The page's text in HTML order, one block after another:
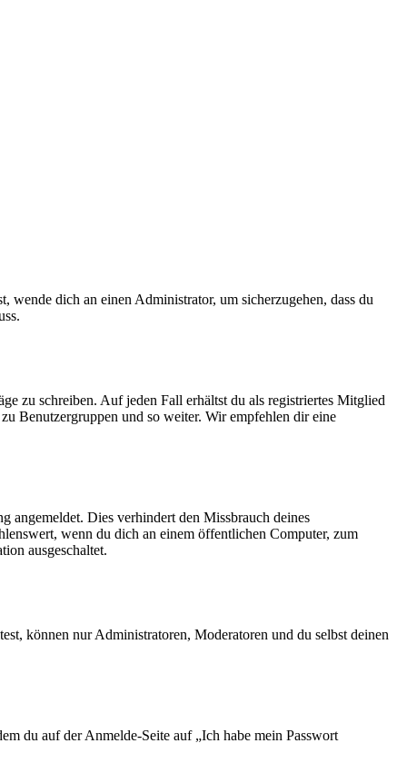
dich an einen Administrator, um sicherzugehen, dass du
zu schreiben. Auf jeden Fall erhältst du als registriertes Mitglied
Benutzergruppen und so weiter. Wir empfehlen dir eine
angemeldet. Dies verhindert den Missbrauch deines
wenn du dich an einem öffentlichen Computer, zum
ausgeschaltet.
können nur Administratoren, Moderatoren und du selbst deinen
du auf der Anmelde-Seite auf „Ich habe mein Passwort